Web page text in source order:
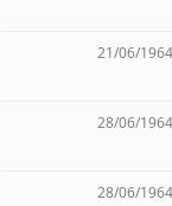
21/06/1964
28/06/1964
28/06/1964